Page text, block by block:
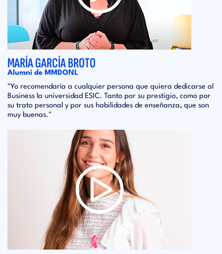
MARÍA GARCÍA BROTO
Alumni de MMDONL
"Yo recomendaría a cualquier persona que quiera dedicarse al
Business la universidad ESIC. Tanto por su prestigio, como por
su trato personal y por sus habilidades de enseñanza, que son
muy buenas."